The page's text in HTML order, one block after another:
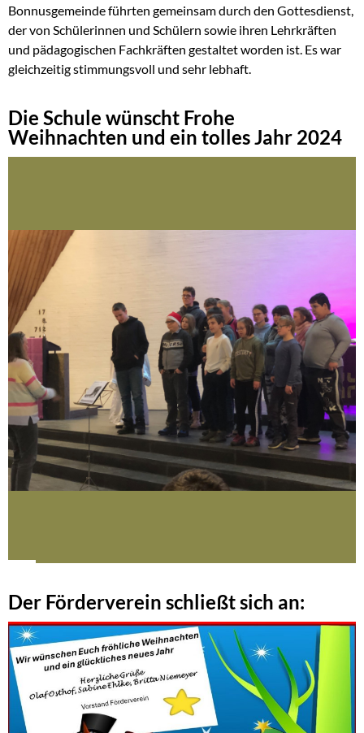
Bonnusgemeinde führten gemeinsam durch den Gottesdienst,
der von Schülerinnen und Schülern sowie ihren Lehrkräften
und pädagogischen Fachkräften gestaltet worden ist. Es war
gleichzeitig stimmungsvoll und sehr lebhaft.
Die Schule wünscht Frohe
Weihnachten und ein tolles Jahr 2024
Der Förderverein schließt sich an: